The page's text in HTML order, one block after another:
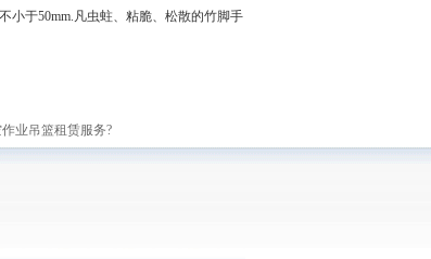
小于50mm.凡虫蛀、粘脆、松散的竹脚手
业吊篮租赁服务?